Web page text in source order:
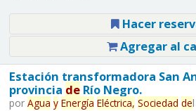
Hacer
Agregar al
Estación transformadora San
provincia deRío Negro.
por Agua y Energía Eléctrica, Sociedad del